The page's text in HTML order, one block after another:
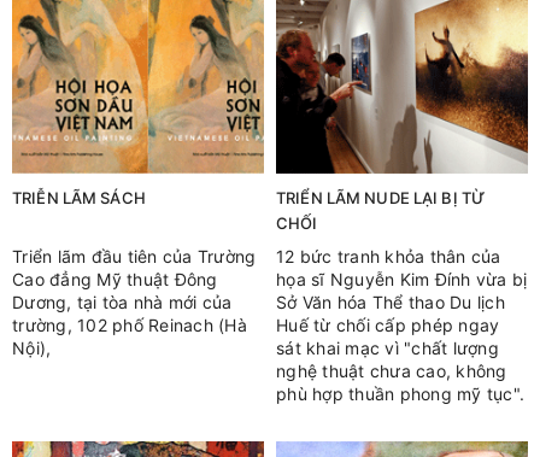
TRIỄN LÃM SÁCH
Triển lãm đầu tiên của Trường
Cao đẳng Mỹ thuật Đông
Dương, tại tòa nhà mới của
trường, 102 phố Reinach (Hà
Nội),
TRIỂN LÃM NUDE LẠI BỊ TỪ
CHỐI
12 bức tranh khỏa thân của
họa sĩ Nguyễn Kim Đính vừa bị
Sở Văn hóa Thể thao Du lịch
Huế từ chối cấp phép ngay
sát khai mạc vì "chất lượng
nghệ thuật chưa cao, không
phù hợp thuần phong mỹ tục".